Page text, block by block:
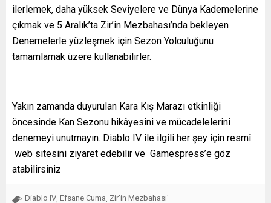
ilerlemek, daha yüksek Seviyelere ve Dünya Kademelerine
çıkmak ve 5 Aralık’ta Zir’in Mezbahası’nda bekleyen
Denemelerle yüzleşmek için Sezon Yolculuğunu
tamamlamak üzere kullanabilirler.
Yakın zamanda duyurulan Kara Kış Marazı etkinliği
öncesinde Kan Sezonu hikâyesini ve mücadelelerini
denemeyi unutmayın. Diablo IV ile ilgili her şey için resmî
web sitesini ziyaret edebilir ve Gamespress’e göz
atabilirsiniz
Diablo IV Efsane Cuma Zir'in Mezbahası'